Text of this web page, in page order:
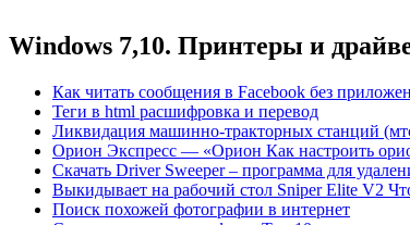
Windows 7,10. Принтеры и
Как читать сообщения в Facebook без
Теги в html расшифровка и перевод
Ликвидация машинно-тракторных станций
Орион Экспресс — «Орион Как настроить
Скачать Driver Sweeper – программа для
Выкидывает на рабочий стол Sniper Elite V2
Поиск похожей фотографии в интернет